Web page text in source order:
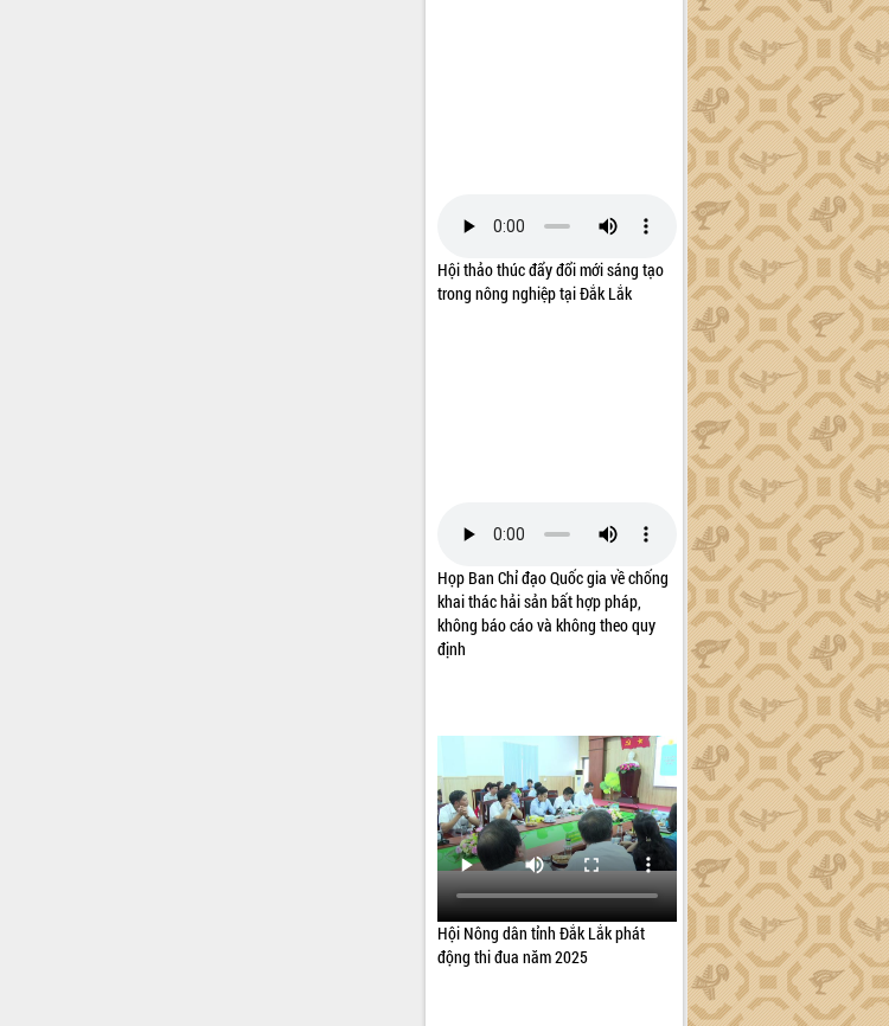
Hội thảo thúc đẩy đổi mới sáng tạo
trong nông nghiệp tại Đắk Lắk
Họp Ban Chỉ đạo Quốc gia về chống
khai thác hải sản bất hợp pháp,
không báo cáo và không theo quy
định
Hội Nông dân tỉnh Đắk Lắk phát
động thi đua năm 2025